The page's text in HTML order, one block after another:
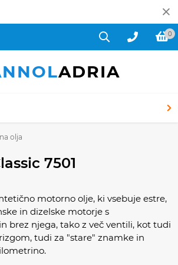
0
ADRIA
olja
7501
motorno olje, ki vsebuje estre,
in dizelske motorje s
brez njega, tako z več ventili, kot tudi
tudi za "stare" znamke in